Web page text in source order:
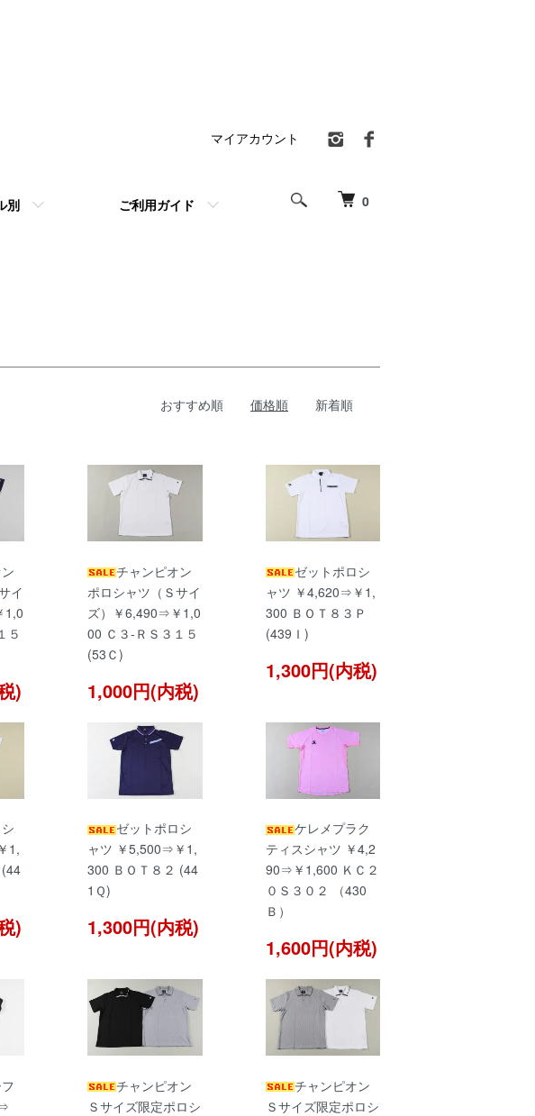
0
別 ご利用ガイド
マイアカウント
おすすめ順 価格順 新着順
イ
1,0
５
)
チャンピオン
ポロシャツ（Ｓサイ
ズ）￥6,490⇒￥1,0
00 Ｃ３-ＲＳ３１５
(53Ｃ)
1,000円(内税)
ゼットポロシ
ャツ ￥4,620⇒￥1,
300 ＢＯＴ８３Ｐ
(439Ｉ)
1,300円(内税)
1,
)
ゼットポロシ
ャツ ￥5,500⇒￥1,
300 ＢＯＴ８２ (44
1Ｑ)
1,300円(内税)
ケレメプラク
ティスシャツ ￥4,2
90⇒￥1,600 ＫＣ２
０Ｓ３０２ （430
Ｂ）
1,600円(内税)
チャンピオン
Ｓサイズ限定ポロシ
チャンピオン
Ｓサイズ限定ポロシ